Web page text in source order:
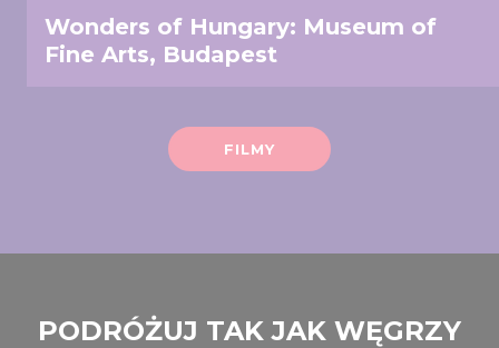
Wonders of Hungary: Museum of
Fine Arts, Budapest
FILMY
PODRÓŻUJ TAK JAK WĘGRZY